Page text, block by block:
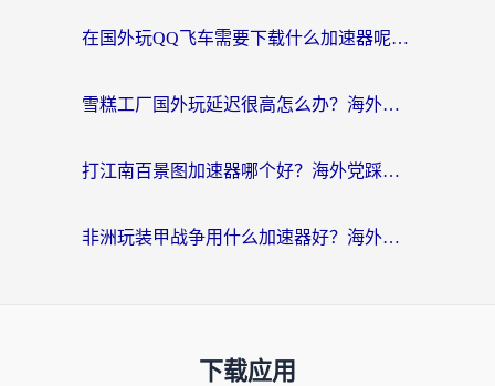
在国外玩QQ飞车需要下载什么加速器呢？海外党亲测有效的国服游戏加速指南
雪糕工厂国外玩延迟很高怎么办？海外玩家国服游戏加速终极攻略（附实测推荐）
打江南百景图加速器哪个好？海外党踩坑N次后，终于找到不卡的秘诀
非洲玩装甲战争用什么加速器好？海外党亲测有效的国服游戏加速方案
下载应用